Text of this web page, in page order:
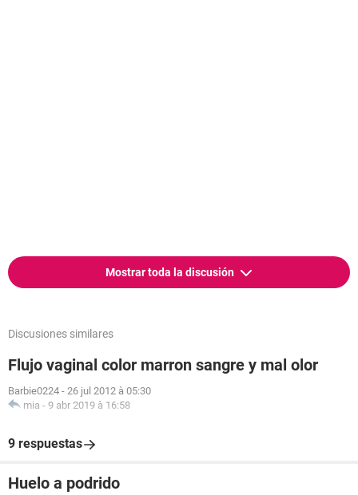
Mostrar toda la discusión
Discusiones similares
Flujo vaginal color marron sangre y mal olor
Barbie0224 - 26 jul 2012 à 05:30
mia - 9 abr 2019 à 16:58
9 respuestas
Huelo a podrido